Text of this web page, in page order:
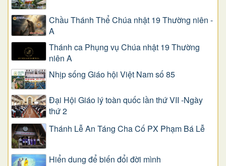
Chầu Thánh Thể Chúa nhật 19 Thường niên -
A
Thánh ca Phụng vụ Chúa nhật 19 Thường
niên A
Nhịp sống Giáo hội Việt Nam số 85
Đại Hội Giáo lý toàn quốc lần thứ VII -Ngày
thứ 2
Thánh Lễ An Táng Cha Cố PX Phạm Bá Lễ
Hiển dung để biến đổi đời mình